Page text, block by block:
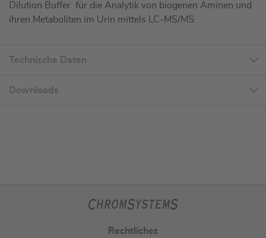
Dilution Buffer für die Analytik von biogenen Aminen und
ihren Metaboliten im Urin mittels LC-MS/MS.
Technische Daten
Downloads
Rechtliches